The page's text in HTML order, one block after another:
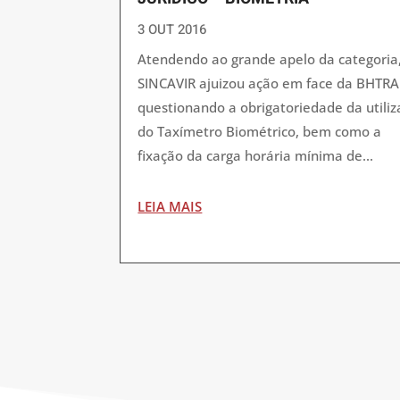
3 OUT 2016
Atendendo ao grande apelo da
SINCAVIR ajuizou ação em face da
questionando a obrigatoriedade da
do Taxímetro Biométrico, bem como a
fixação da carga horária mínima de...
LEIA MAIS